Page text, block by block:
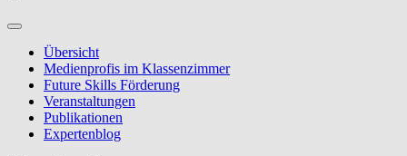
Übersicht
Medienprofis im Klassenzimmer
Future Skills Förderung
Veranstaltungen
Publikationen
Expertenblog